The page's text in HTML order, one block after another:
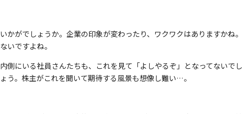
いかがでしょうか。企業の印象が変わったり、ワクワクはありますかね。
ないですよね。
内側にいる社員さんたちも、これを見て「よしやるぞ」となってないでし
ょう。株主がこれを聞いて期待する風景も想像し難い…。